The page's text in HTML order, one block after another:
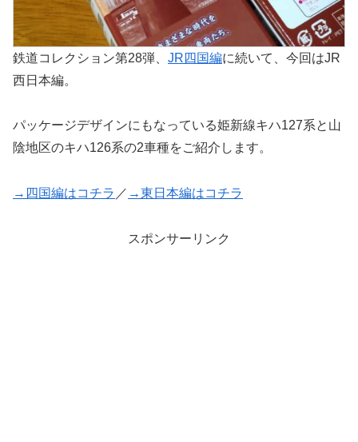
鉄道コレクション第28弾、 JR四国編に続いて、今回はJR
西日本編。
パッケージデザインにもなっている姫新線キハ127系と山
陰地区のキハ126系の2車種をご紹介します。
→四国編はコチラ ／ →東日本編はコチラ
スポンサーリンク